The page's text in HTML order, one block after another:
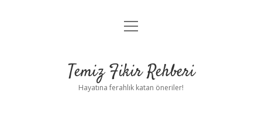
Anasayfa
Yasal Uyarı
menüyü
Temiz Fikir Rehberi
Hayatına ferahlık katan öneriler!